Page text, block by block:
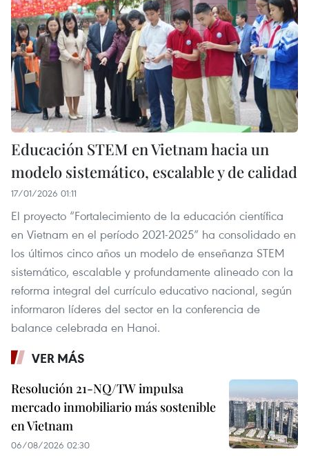
Educación STEM en Vietnam hacia un
modelo sistemático, escalable y de calidad
17/01/2026 01:11
El proyecto “Fortalecimiento de la educación científica
en Vietnam en el período 2021-2025” ha consolidado en
los últimos cinco años un modelo de enseñanza STEM
sistemático, escalable y profundamente alineado con la
reforma integral del currículo educativo nacional, según
informaron líderes del sector en la conferencia de
balance celebrada en Hanoi.
VER MÁS
Resolución 21-NQ/TW impulsa
mercado inmobiliario más sostenible
en Vietnam
06/08/2026 02:30